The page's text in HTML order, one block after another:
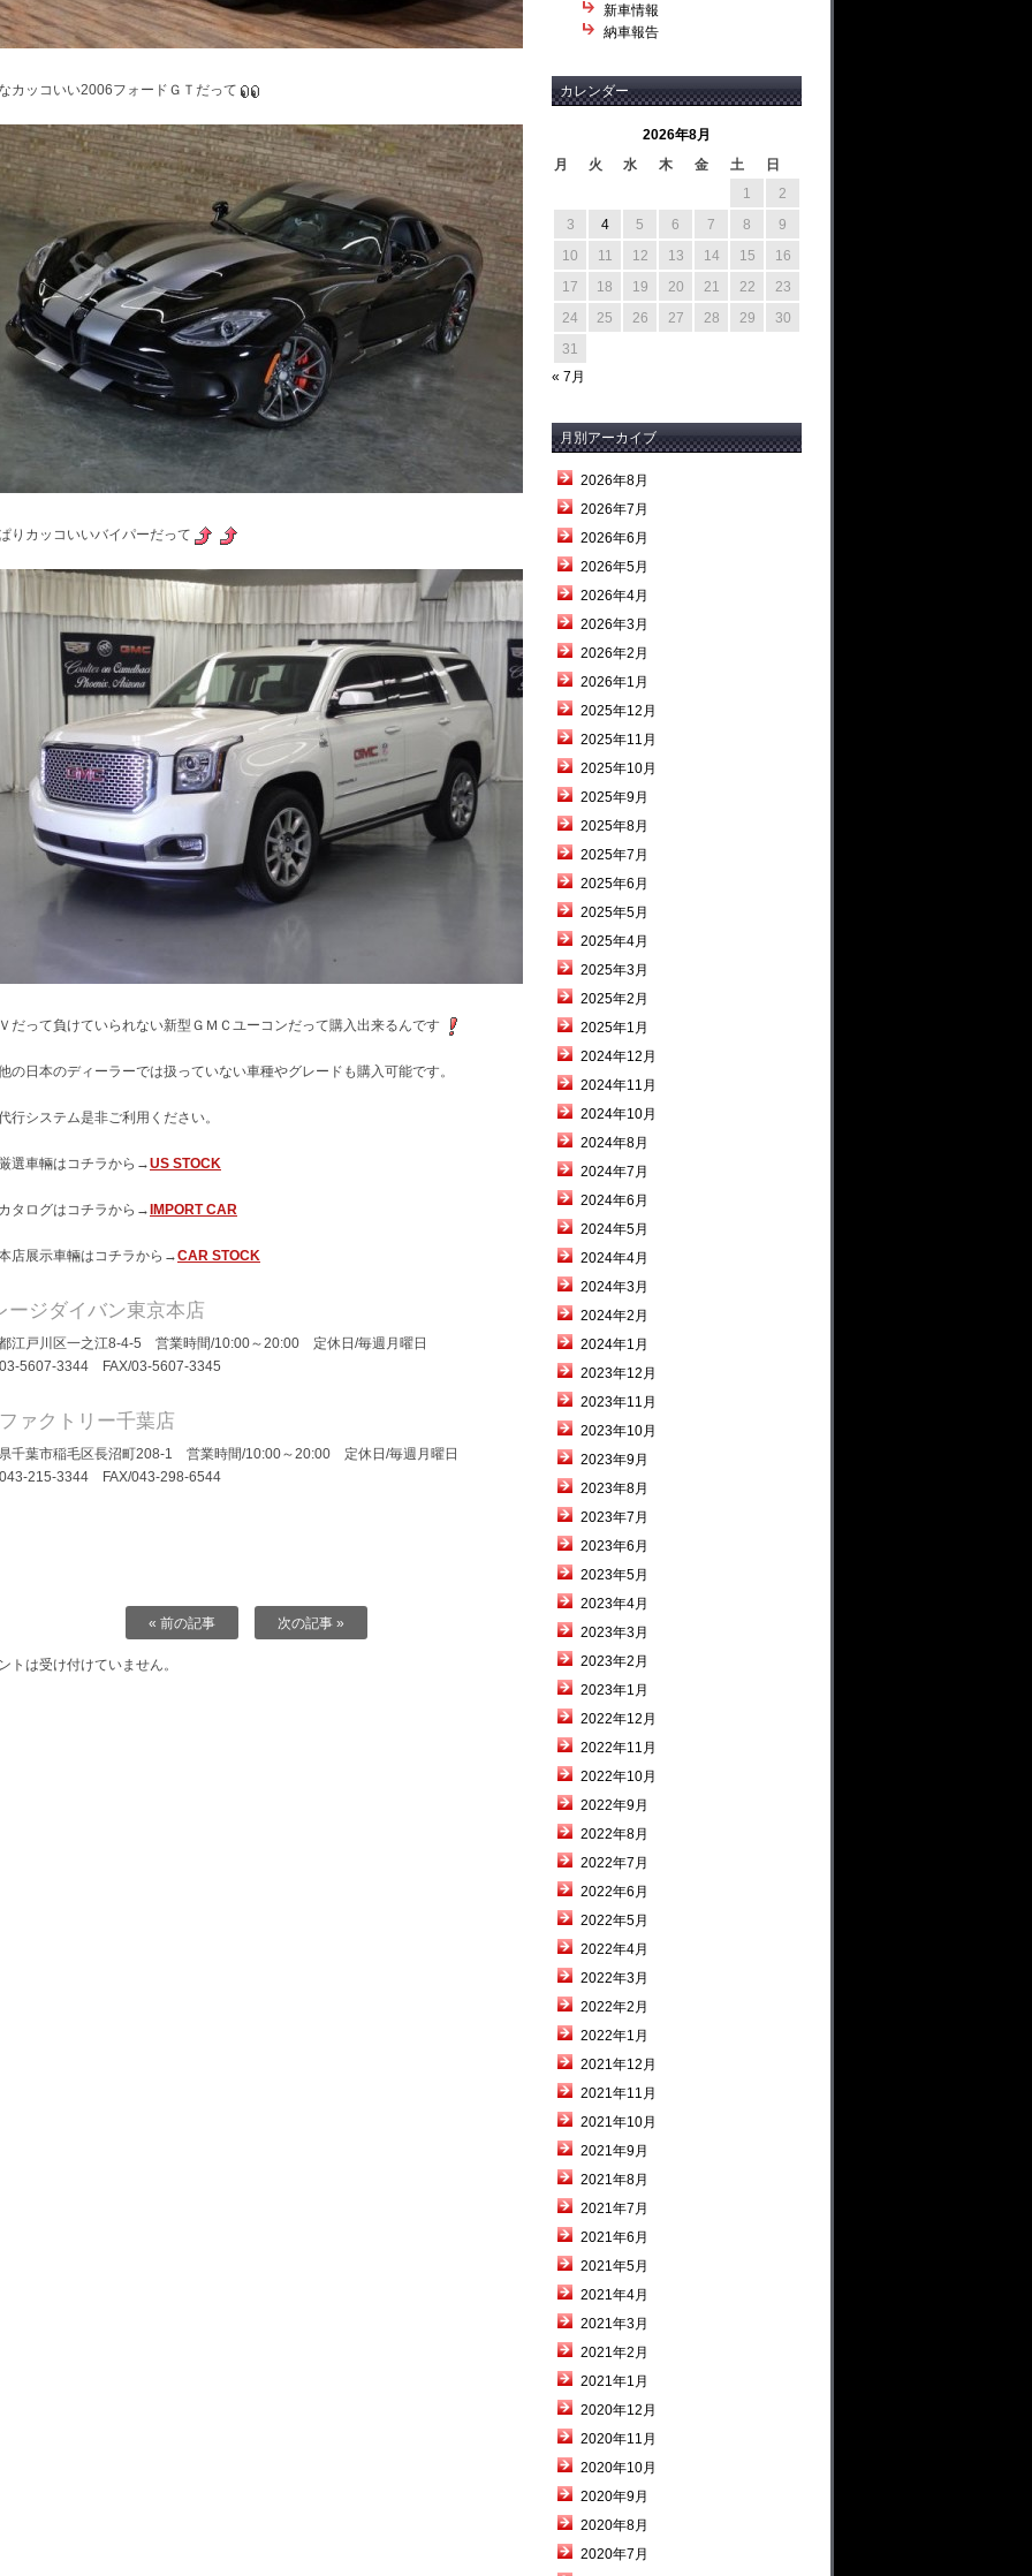
カッコいい2006フォードＧＴだって
りカッコいいバイパーだって
だって負けていられない新型ＧＭＣユーコンだって購入出来るんです
の日本のディーラーでは扱っていない車種やグレードも購入可能です。
行システム是非ご利用ください。
選車輛はコチラから→US STOCK
タログはコチラから→ IMPORT CAR
店展示車輛はコチラから→CAR STOCK
ージダイバン東京本店
江戸川区一之江8-4-5 営業時間/10:00～20:00 定休日/毎週月曜日
5607-3344 FAX/03-5607-3345
ァクトリー千葉店
千葉市稲毛区長沼町208-1 営業時間/10:00～20:00 定休日/毎週月曜日
043-215-3344 FAX/043-298-6544
« 前の記事 次の記事 »
トは受け付けていません。
新車情報
納車報告
カレンダー
2026年8月
月
火 水 木 金 土
日
1
2
3
4 5 6 7 8
9
10
11 12 13 14 15
16
17
18 19 20 21 22
23
24
25 26 27 28 29
30
31
« 7月
月別アーカイブ
2026年8月
2026年7月
2026年6月
2026年5月
2026年4月
2026年3月
2026年2月
2026年1月
2025年12月
2025年11月
2025年10月
2025年9月
2025年8月
2025年7月
2025年6月
2025年5月
2025年4月
2025年3月
2025年2月
2025年1月
2024年12月
2024年11月
2024年10月
2024年8月
2024年7月
2024年6月
2024年5月
2024年4月
2024年3月
2024年2月
2024年1月
2023年12月
2023年11月
2023年10月
2023年9月
2023年8月
2023年7月
2023年6月
2023年5月
2023年4月
2023年3月
2023年2月
2023年1月
2022年12月
2022年11月
2022年10月
2022年9月
2022年8月
2022年7月
2022年6月
2022年5月
2022年4月
2022年3月
2022年2月
2022年1月
2021年12月
2021年11月
2021年10月
2021年9月
2021年8月
2021年7月
2021年6月
2021年5月
2021年4月
2021年3月
2021年2月
2021年1月
2020年12月
2020年11月
2020年10月
2020年9月
2020年8月
2020年7月